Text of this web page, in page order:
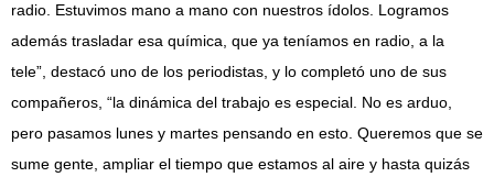
radio. Estuvimos mano a mano con nuestros ídolos. Logramos
además trasladar esa química, que ya teníamos en radio, a la
tele”, destacó uno de los periodistas, y lo completó uno de sus
compañeros, “la dinámica del trabajo es especial. No es arduo,
pero pasamos lunes y martes pensando en esto. Queremos que se
sume gente, ampliar el tiempo que estamos al aire y hasta quizás